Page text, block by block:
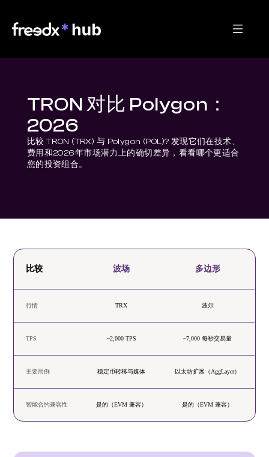
TRON 对比 Polygon：
2026
比较 TRON (TRX) 与 Polygon (POL)? 发现它们在技术、
费用和2026年市场潜力上的确切差异，看看哪个更适合
您的投资组合。
比较 波场 多边形
行情 TRX 波尔
TPS ~2,000 TPS ~7,000 每秒交易量
主要用例 稳定币转移与媒体 以太坊扩展（AggLayer）
智能合约兼容性 是的（EVM 兼容） 是的（EVM 兼容）